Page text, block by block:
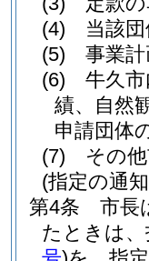
(4)
当該
(5)
事業
(6)
牛久
績、自然
申請団体
(7)
その
(指定の通
第4条
市長
たときは